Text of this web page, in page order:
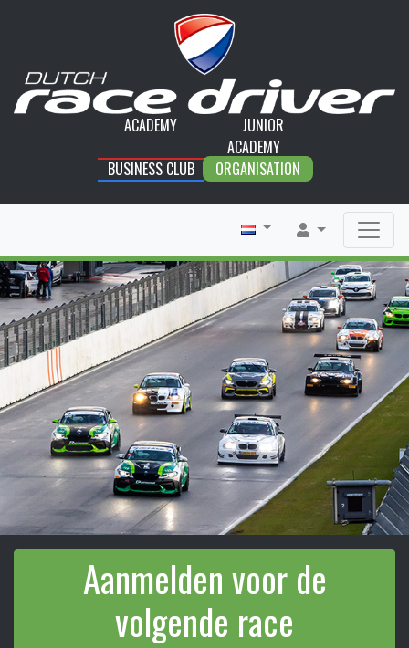
ACADEMY
JUNIOR
ACADEMY
BUSINESS CLUB
ORGANISATION
Aanmelden voor de
volgende race